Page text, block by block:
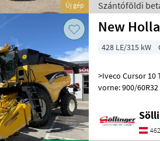
Új gép Szántóföldi
New
428 LE/315 kW
>Iveco Cursor 10
vorne: 900/